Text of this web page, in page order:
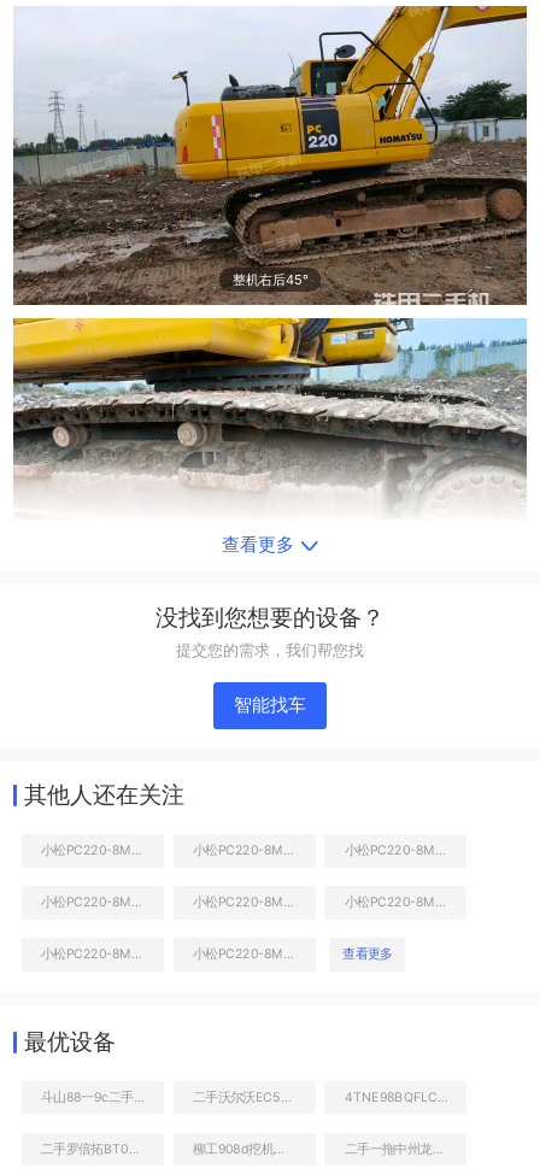
整机右后45°
液压泵舱室正面整体
查看更多
没找到您想要的设备？
提交您的需求，我们帮您找
智能找车
其他人还在关注
查看更多
最优设备
斗山88一9c二手机